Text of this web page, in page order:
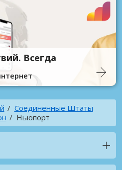
Всегда
Соединенные Штаты
Ньюпорт